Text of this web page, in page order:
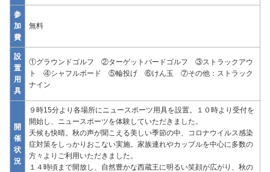
参
加
費
無料
設
置
用
具
①グラウンドゴルフ ②ターゲットバードゴルフ ③ストラックアウ
ト ④シャフルボード ⑤輪投げ ⑥けん玉 ⑦その他：ストラック
ナイン
開
催
状
況
９時15分より各場所にニュースポーツ用具を設置。１０時より受付を
開始し、ニュースポーツを体験していただきました。
天候も快晴。秋の声が聞こえる美しい季節の中、コロナウイルス感染
症対策をしっかりおこない実施。家族連れやカップルを中心に多数の
方々よりご利用いただきました。
１４時頃まで開放し、自然豊かな西蔵王に明るい笑顔が広がり、秋の